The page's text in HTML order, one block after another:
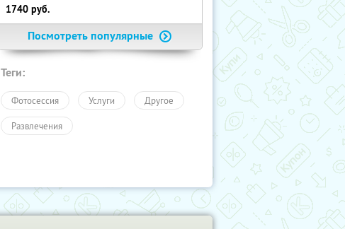
1740 руб.
Посмотреть популярные
Теги:
Фотосессия Услуги Другое
Развлечения